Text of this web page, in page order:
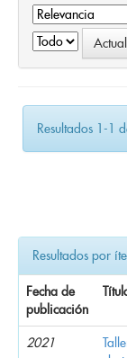
Resultados 1-1
Resultados por
Fecha de
publicación
2021